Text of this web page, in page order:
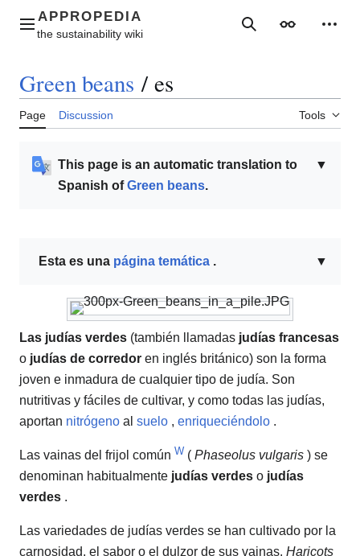
contentMain menu SearchAppearance
Green beans / es
Page Discussion Tools
▼
This page is an automatic translation to
Spanish ofGreen beans.
▼
Esta es una página temática .
Las judías verdes (también llamadas judías francesas
o judías de corredor en inglés británico) son la forma
joven e inmadura de cualquier tipo de judía. Son
nutritivas y fáciles de cultivar, y como todas las judías,
aportan nitrógeno al suelo , enriqueciéndolo .
Las vainas del frijol común W ( Phaseolus vulgaris ) se
denominan habitualmente judías verdes o judías
verdes .
Las variedades de judías verdes se han cultivado por la
carnosidad, el sabor o el dulzor de sus vainas. Haricots